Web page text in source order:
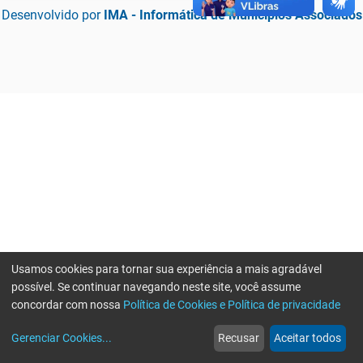
Desenvolvido por IMA - Informática de Municípios Associados
web
Notícias
more_horiz
Mais
Usamos cookies para tornar sua experiência a mais agradável
possível. Se continuar navegando neste site, você assume
concordar com nossa Política de Cookies e Política de privacidade
Gerenciar Cookies... Recusar Aceitar todos
Erro ao enviar informações, por favor tente novamente